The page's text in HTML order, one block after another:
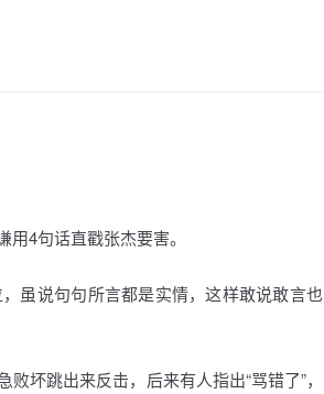
4句话直戳张杰要害。
虽说句句所言都是实情，这样敢说敢言也
坏跳出来反击，后来有人指出“骂错了”，